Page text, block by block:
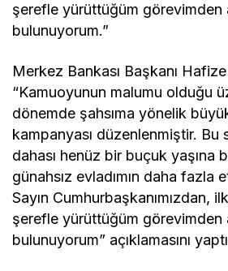
şerefle yürüttüğüm görevimden
bulunuyorum.”
Merkez Bankası Başkanı
“Kamuoyunun malumu olduğu
dönemde şahsıma yönelik
kampanyası düzenlenmiştir. Bu
dahası henüz bir buçuk yaşına
günahsız evladımın daha fazla
Sayın Cumhurbaşkanımızdan,
şerefle yürüttüğüm görevimden
bulunuyorum” açıklamasını